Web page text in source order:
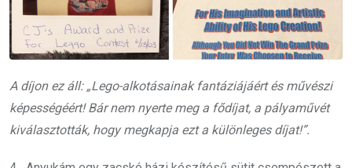
A díjon ez áll: „Lego-alkotásainak fantáziájáért és művészi
képességéért! Bár nem nyerte meg a fődíjat, a pályaművét
kiválasztották, hogy megkapja ezt a különleges díjat!”.